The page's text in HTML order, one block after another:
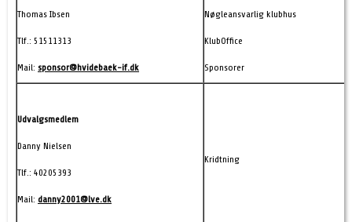
Thomas Ibsen
Tlf.: 51511313
Mail: sponsor@hvidebaek-if.dk
Nøgleansvarlig klubhus
KlubOffice
Sponsorer
Udvalgsmedlem
Danny Nielsen
Tlf.: 40205393
Mail: danny2001@lve.dk
Kridtning